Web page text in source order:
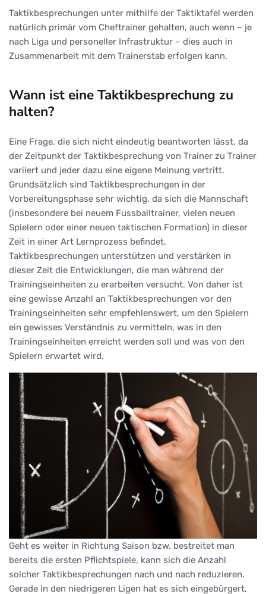
Taktikbesprechungen unter mithilfe der Taktiktafel werden
natürlich primär vom Cheftrainer gehalten, auch wenn – je
nach Liga und personeller Infrastruktur – dies auch in
Zusammenarbeit mit dem Trainerstab erfolgen kann.
Wann ist eine Taktikbesprechung zu
halten?
Eine Frage, die sich nicht eindeutig beantworten lässt, da
der Zeitpunkt der Taktikbesprechung von Trainer zu Trainer
variiert und jeder dazu eine eigene Meinung vertritt.
Grundsätzlich sind Taktikbesprechungen in der
Vorbereitungsphase sehr wichtig, da sich die Mannschaft
(insbesondere bei neuem Fussballtrainer, vielen neuen
Spielern oder einer neuen taktischen Formation) in dieser
Zeit in einer Art Lernprozess befindet.
Taktikbesprechungen unterstützen und verstärken in
dieser Zeit die Entwicklungen, die man während der
Trainingseinheiten zu erarbeiten versucht. Von daher ist
eine gewisse Anzahl an Taktikbesprechungen vor den
Trainingseinheiten sehr empfehlenswert, um den Spielern
ein gewisses Verständnis zu vermitteln, was in den
Trainingseinheiten erreicht werden soll und was von den
Spielern erwartet wird.
Geht es weiter in Richtung Saison bzw. bestreitet man
bereits die ersten Pflichtspiele, kann sich die Anzahl
solcher Taktikbesprechungen nach und nach reduzieren.
Gerade in den niedrigeren Ligen hat es sich eingebürgert,